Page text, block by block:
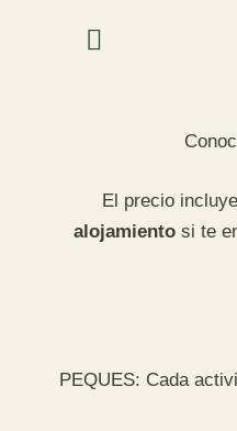
El precio
alojamientosi te
PEQUES: Cada